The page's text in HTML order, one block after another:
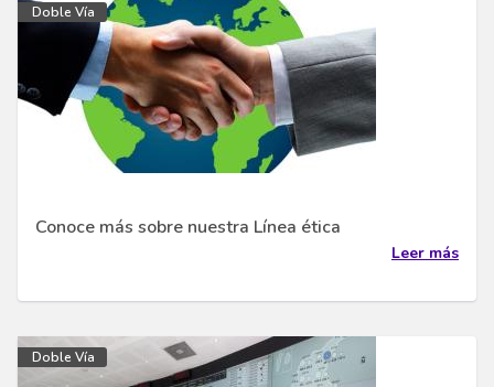
Doble Vía
Conoce más sobre nuestra Línea ética
Leer más
Doble Vía